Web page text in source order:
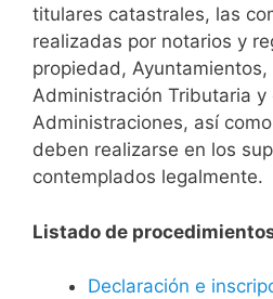
titulares catastrales, las
realizadas por notarios y
propiedad,
Administración Tributaria y
Administraciones, así
deben realizarse en los
contemplados legalmente.
Listado de
Declaración e